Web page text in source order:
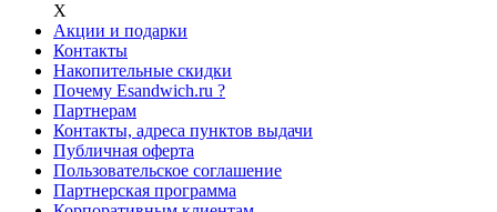
Х
Акции и подарки
Контакты
Накопительные скидки
Почему Esandwich.ru ?
Партнерам
Контакты, адреса пунктов выдачи
Публичная оферта
Пользовательское соглашение
Партнерская программа